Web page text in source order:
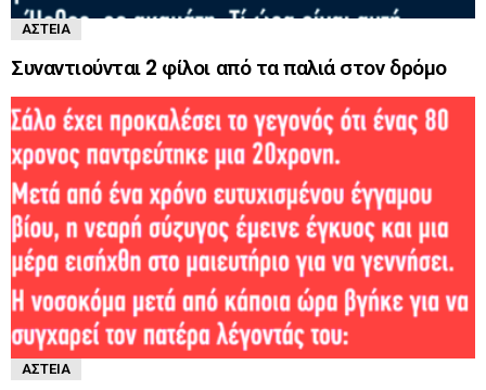
ΑΣΤΕΊΑ
Συναντιούνται 2 φίλοι από τα παλιά στον δρόμο ‌‌
ΑΣΤΕΊΑ